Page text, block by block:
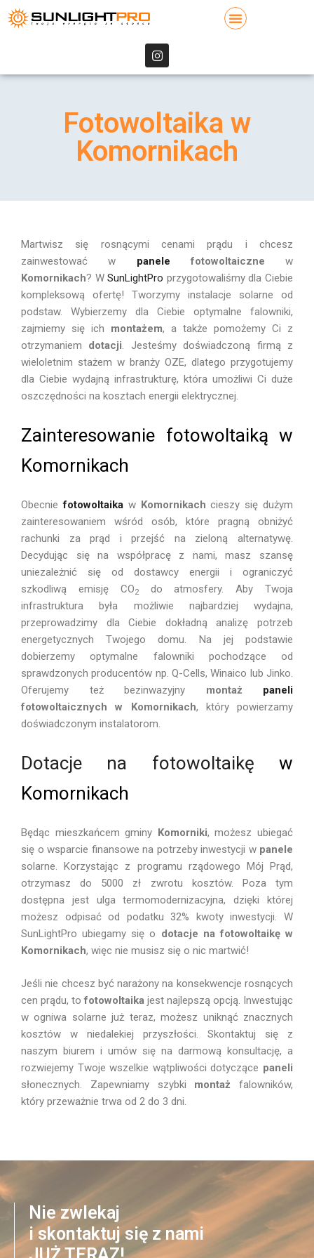
Fotowoltaika w
Komornikach
Martwisz się rosnącymi cenami prądu i chcesz
zainwestować w panele fotowoltaiczne w
Komornikach? WSunLightPro przygotowaliśmy dla Ciebie
kompleksową ofertę! Tworzymy instalacje solarne od
podstaw. Wybierzemy dla Ciebie optymalne falowniki,
zajmiemy się ich montażem, a także pomożemy Ci z
otrzymaniem dotacji. Jesteśmy doświadczoną firmą z
wieloletnim stażem w branży OZE, dlatego przygotujemy
dla Ciebie wydajną infrastrukturę, która umożliwi Ci duże
oszczędności na kosztach energii elektrycznej.
Zainteresowanie fotowoltaiką w
Komornikach
Obecniefotowoltaikaw Komornikach cieszy się dużym
zainteresowaniem wśród osób, które pragną obniżyć
rachunki za prąd i przejść na zieloną alternatywę.
Decydując się na współpracę z nami, masz szansę
uniezależnić się od dostawcy energii i ograniczyć
szkodliwą emisję CO2do atmosfery. Aby Twoja
infrastruktura była możliwie najbardziej wydajna,
przeprowadzimy dla Ciebie dokładną analizę potrzeb
energetycznych Twojego domu. Na jej podstawie
dobierzemy optymalne falowniki pochodzące od
sprawdzonych producentów np. Q-Cells, Winaico lub Jinko.
Oferujemy też bezinwazyjny montaż paneli
fotowoltaicznych w Komornikach, który powierzamy
doświadczonym instalatorom.
Dotacje na fotowoltaikę w
Komornikach
Będąc mieszkańcem gminy Komorniki, możesz ubiegać
się o wsparcie finansowe na potrzeby inwestycji w panele
solarne. Korzystając z programu rządowego Mój Prąd,
otrzymasz do 5000 zł zwrotu kosztów. Poza tym
dostępna jest ulga termomodernizacyjna, dzięki której
możesz odpisać od podatku 32% kwoty inwestycji. W
SunLightPro ubiegamy się o dotacje na fotowoltaikę w
Komornikach, więc nie musisz się o nic martwić!
Jeśli nie chcesz być narażony na konsekwencje rosnących
cen prądu, tofotowoltaika jest najlepszą opcją. Inwestując
w ogniwa solarne już teraz, możesz uniknąć znacznych
kosztów w niedalekiej przyszłości. Skontaktuj się z
naszym biurem i umów się na darmową konsultację, a
rozwiejemy Twoje wszelkie wątpliwości dotyczące paneli
słonecznych. Zapewniamy szybki montaż falowników,
który przeważnie trwa od 2 do 3 dni.
Nie zwlekaj
i skontaktuj się z nami